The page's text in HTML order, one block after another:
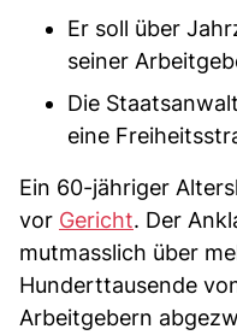
Er soll über
seiner
Die
eine
Ein 60-jähriger
vor Gericht. Der
mutmasslich über
Hunderttausende
Arbeitgebern